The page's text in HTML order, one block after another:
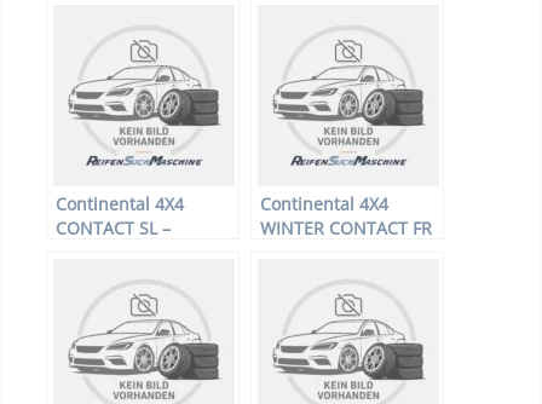
255/55 R17 104V –
Sommerreifen
265/50 R19 110H –
Sommerreifen
Continental 4X4
CONTACT SL –
225/60 R18 99H –
Sommerreifen
Continental 4X4
WINTER CONTACT FR
235/60 R18 107H –
Winterreifen